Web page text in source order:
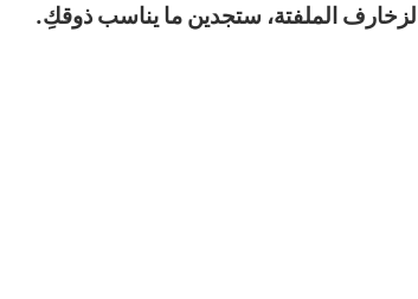
الزخارف الملفتة، ستجدين ما يناسب ذوقكِ.